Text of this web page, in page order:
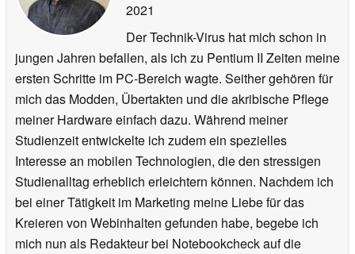
2021
Der Technik-Virus hat mich schon in
jungen Jahren befallen, als ich zu Pentium II Zeiten meine
ersten Schritte im PC-Bereich wagte. Seither gehören für
mich das Modden, Übertakten und die akribische Pflege
meiner Hardware einfach dazu. Während meiner
Studienzeit entwickelte ich zudem ein spezielles
Interesse an mobilen Technologien, die den stressigen
Studienalltag erheblich erleichtern können. Nachdem ich
bei einer Tätigkeit im Marketing meine Liebe für das
Kreieren von Webinhalten gefunden habe, begebe ich
mich nun als Redakteur bei Notebookcheck auf die